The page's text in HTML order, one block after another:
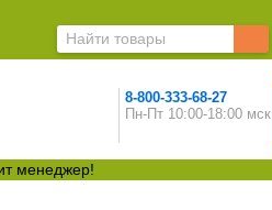
8-800-333-68-27
Пн-Пт 10:00-18:00 мск
менеджер!